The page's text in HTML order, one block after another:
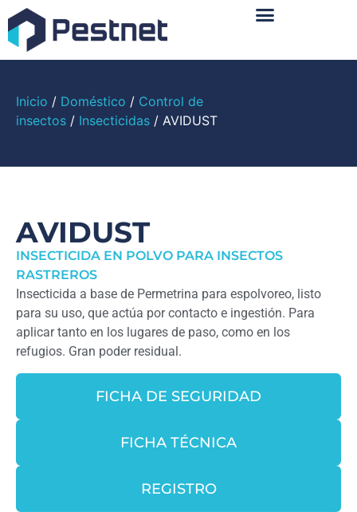
Inicio / Doméstico / Control de
insectos / Insecticidas / AVIDUST
AVIDUST
INSECTICIDA EN POLVO PARA INSECTOS
RASTREROS
Insecticida a base de Permetrina para espolvoreo, listo
para su uso, que actúa por contacto e ingestión. Para
aplicar tanto en los lugares de paso, como en los
refugios. Gran poder residual.
FICHA DE SEGURIDAD
FICHA TÉCNICA
REGISTRO